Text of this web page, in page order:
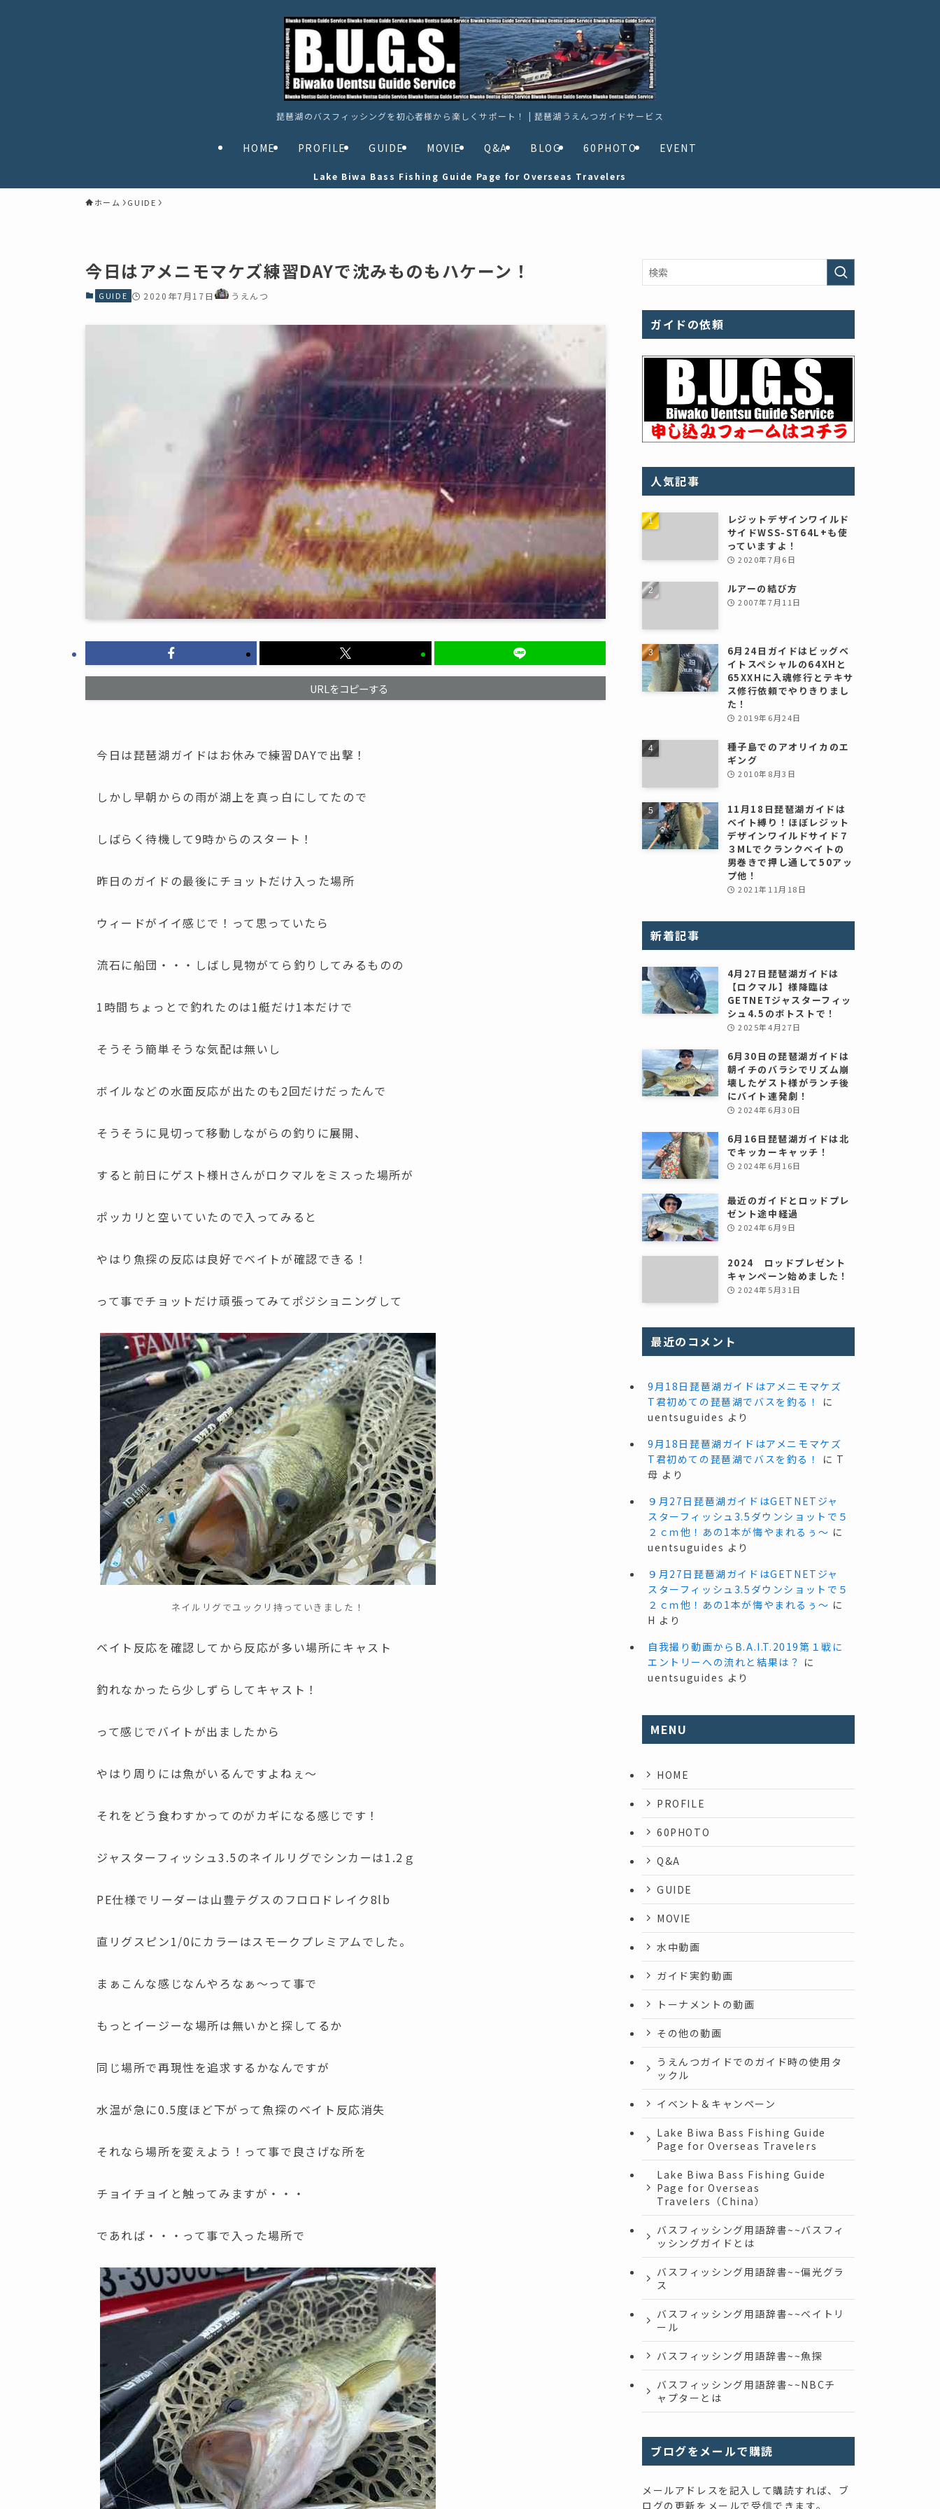
琵琶湖のバスフィッシングを初心者様から楽しくサポート！ | 琵琶湖うえんつガイドサービス
HOME PROFILE GUIDE MOVIE Q&A BLOG 60PHOTO EVENT
Lake Biwa Bass Fishing Guide Page for Overseas Travelers
ホーム GUIDE
今日はアメニモマケズ練習DAYで沈みものもハケーン！
GUIDE 2020年7月17日 うえんつ
URLをコピーする
今日は琵琶湖ガイドはお休みで練習DAYで出撃！
しかし早朝からの雨が湖上を真っ白にしてたので
しばらく待機して9時からのスタート！
昨日のガイドの最後にチョットだけ入った場所
ウィードがイイ感じで！って思っていたら
流石に船団・・・しばし見物がてら釣りしてみるものの
1時間ちょっとで釣れたのは1艇だけ1本だけで
そうそう簡単そうな気配は無いし
ボイルなどの水面反応が出たのも2回だけだったんで
そうそうに見切って移動しながらの釣りに展開、
すると前日にゲスト様Hさんがロクマルをミスった場所が
ポッカリと空いていたので入ってみると
やはり魚探の反応は良好でベイトが確認できる！
って事でチョットだけ頑張ってみてポジショニングして
ネイルリグでユックリ持っていきました！
ベイト反応を確認してから反応が多い場所にキャスト
釣れなかったら少しずらしてキャスト！
って感じでバイトが出ましたから
やはり周りには魚がいるんですよねぇ～
それをどう食わすかってのがカギになる感じです！
ジャスターフィッシュ3.5のネイルリグでシンカーは1.2ｇ
PE仕様でリーダーは山豊テグスのフロロドレイク8lb
直リグスピン1/0にカラーはスモークプレミアムでした。
まぁこんな感じなんやろなぁ～って事で
もっとイージーな場所は無いかと探してるか
同じ場所で再現性を追求するかなんですが
水温が急に0.5度ほど下がって魚探のベイト反応消失
それなら場所を変えよう！って事で良さげな所を
チョイチョイと触ってみますが・・・
であれば・・・って事で入った場所で
ガイドの依頼
人気記事
レジットデザインワイルド
サイドWSS-ST64L+も使
っていますよ！
2020年7月6日
ルアーの結び方
2007年7月11日
6月24日ガイドはビッグベ
イトスペシャルの64XHと
65XXHに入魂修行とテキサ
ス修行依頼でやりきりまし
た！
2019年6月24日
種子島でのアオリイカのエ
ギング
2010年8月3日
11月18日琵琶湖ガイドは
ベイト縛り！ほぼレジット
デザインワイルドサイド７
３MLでクランクベイトの
男巻きで押し通して50アッ
プ他！
2021年11月18日
新着記事
4月27日琵琶湖ガイドは
【ロクマル】様降臨は
GETNETジャスターフィッ
シュ4.5のボトストで！
2025年4月27日
6月30日の琵琶湖ガイドは
朝イチのバラシでリズム崩
壊したゲスト様がランチ後
にバイト連発劇！
2024年6月30日
6月16日琵琶湖ガイドは北
でキッカーキャッチ！
2024年6月16日
最近のガイドとロッドプレ
ゼント途中経過
2024年6月9日
2024 ロッドプレゼント
キャンペーン始めました！
2024年5月31日
最近のコメント
9月18日琵琶湖ガイドはアメニモマケズ
T君初めての琵琶湖でバスを釣る！
に
uentsuguides より
9月18日琵琶湖ガイドはアメニモマケズ
T君初めての琵琶湖でバスを釣る！
に T
母 より
９月27日琵琶湖ガイドはGETNETジャ
スターフィッシュ3.5ダウンショットで５
２ｃｍ他！あの1本が悔やまれるぅ～ に
uentsuguides より
９月27日琵琶湖ガイドはGETNETジャ
スターフィッシュ3.5ダウンショットで５
２ｃｍ他！あの1本が悔やまれるぅ～ に
H より
自我撮り動画からB.A.I.T.2019第１戦に
エントリーへの流れと結果は？ に
uentsuguides より
MENU
HOME
PROFILE
60PHOTO
Q&A
GUIDE
MOVIE
水中動画
ガイド実釣動画
トーナメントの動画
その他の動画
うえんつガイドでのガイド時の使用タ
ックル
イベント＆キャンペーン
Lake Biwa Bass Fishing Guide
Page for Overseas Travelers
Lake Biwa Bass Fishing Guide
Page for Overseas
Travelers（China）
バスフィッシング用語辞書~~バスフィ
ッシングガイドとは
バスフィッシング用語辞書~~偏光グラ
ス
バスフィッシング用語辞書~~ベイトリ
ール
バスフィッシング用語辞書~~魚探
バスフィッシング用語辞書~~NBCチ
ャプターとは
ブログをメールで購読
メールアドレスを記入して購読すれば、ブ
ログの更新をメールで受信できます。